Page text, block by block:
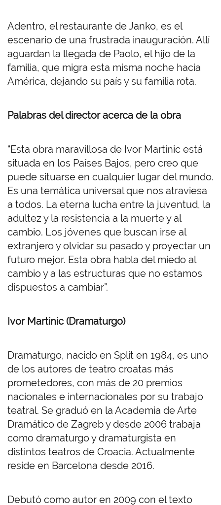
Adentro, el restaurante de Janko, es el
escenario de una frustrada inauguración. Allí
aguardan la llegada de Paolo, el hijo de la
familia, que migra esta misma noche hacia
América, dejando su país y su familia rota.
Palabras del director acerca de la obra
“Esta obra maravillosa de Ivor Martinic está
situada en los Países Bajos, pero creo que
puede situarse en cualquier lugar del mundo.
Es una temática universal que nos atraviesa
a todos. La eterna lucha entre la juventud, la
adultez y la resistencia a la muerte y al
cambio. Los jóvenes que buscan irse al
extranjero y olvidar su pasado y proyectar un
futuro mejor. Esta obra habla del miedo al
cambio y a las estructuras que no estamos
dispuestos a cambiar”.
Ivor Martinic (Dramaturgo)
Dramaturgo, nacido en Split en 1984, es uno
de los autores de teatro croatas más
prometedores, con más de 20 premios
nacionales e internacionales por su trabajo
teatral. Se graduó en la Academia de Arte
Dramático de Zagreb y desde 2006 trabaja
como dramaturgo y dramaturgista en
distintos teatros de Croacia. Actualmente
reside en Barcelona desde 2016.
Debutó como autor en 2009 con el texto